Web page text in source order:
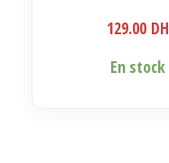
129.00 DH
En stock